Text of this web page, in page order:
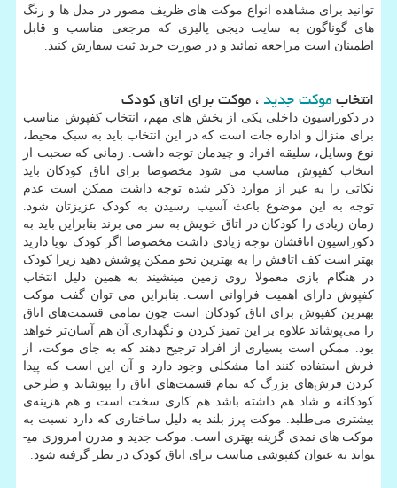
توانید برای مشاهده انواع موکت های ظریف مصور در مدل ها و رنگ
های گوناگون به سایت دیجی پالیزی که مرجعی مناسب و قابل
اطمینان است مراجعه نمائید و در صورت خرید ثبت سفارش کنید.
انتخابموکت جدید، موکت برای اتاق کودک
در دکوراسیون داخلی یکی از بخش های مهم، انتخاب کفپوش مناسب
برای منزال و اداره جات است که در این انتخاب باید به سبک محیط،
نوع وسایل، سلیقه افراد و چیدمان توجه داشت. زمانی که صحبت از
انتخاب کفپوش مناسب می شود مخصوصا برای اتاق کودکان باید
نکاتی را به غیر از موارد ذکر شده توجه داشت ممکن است عدم
توجه به این موضوع باعث آسیب رسیدن به کودک عزیزتان شود.
زمان زیادی را کودکان در اتاق خویش به سر می برند بنابراین باید به
دکوراسیون اتاقشان توجه زیادی داشت مخصوصا اگر کودک نویا دارید
بهتر است کف اتاقش را به بهترین نحو ممکن پوشش دهید زیرا کودک
در هنگام بازی معمولا روی زمین مینشیند به همین دلیل انتخاب
کفپوش دارای اهمیت فراوانی است. بنابراین می توان گفت موکت
بهترین کفپوش برای اتاق کودکان است چون تمامی قسمت‌های اتاق
را می‌پوشاند علاوه بر این تمیز کردن و نگهداری آن هم آسان‌تر خواهد
بود. ممکن است بسیاری از افراد ترجیح ‌دهند که به جای موکت، از
فرش استفاده کنند اما مشکلی وجود دارد و آن این است که پیدا
کردن فرش‌های بزرگ که تمام قسمت‌های اتاق را بپوشاند و طرحی
کودکانه و شاد هم داشته باشد هم کاری سخت است و هم هزینه‌ی
بیشتری می‌طلبد. موکت پرز بلند به دلیل ساختاری که دارد نسبت به
موکت های نمدی گزینه بهتری است. موکت جدید و مدرن امروزی می­
تواند به عنوان کفپوشی مناسب برای اتاق کودک در نظر گرفته شود.